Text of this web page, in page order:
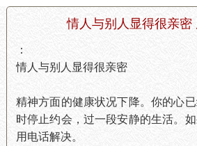
情人与别人显得很亲密
：
情人与别人显得很亲密
精神方面的健康状况下降。你的心
时停止约会，过一段安静的生活。
用电话解决。